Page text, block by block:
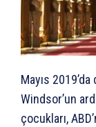
Mayıs
Windsor’un
çocukları,